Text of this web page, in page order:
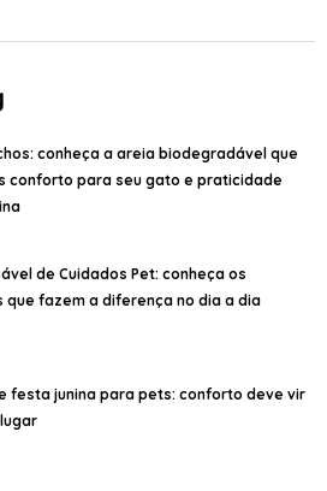
conheça a areia biodegradável que
conforto para seu gato e praticidade
de Cuidados Pet: conheça os
que fazem a diferença no dia a dia
festa junina para pets: conforto deve vir